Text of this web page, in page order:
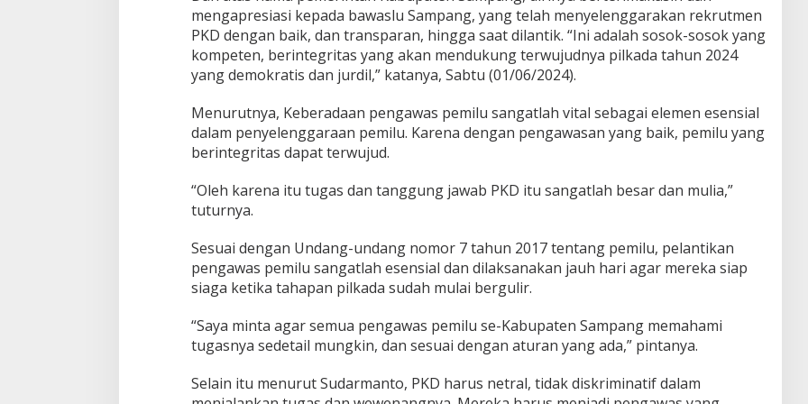
mengapresiasi kepada bawaslu Sampang, yang telah menyelenggarakan rekrutmen
PKD dengan baik, dan transparan, hingga saat dilantik. “Ini adalah sosok-sosok yang
kompeten, berintegritas yang akan mendukung terwujudnya pilkada tahun 2024
yang demokratis dan jurdil,” katanya, Sabtu (01/06/2024).
Menurutnya, Keberadaan pengawas pemilu sangatlah vital sebagai elemen esensial
dalam penyelenggaraan pemilu. Karena dengan pengawasan yang baik, pemilu yang
berintegritas dapat terwujud.
“Oleh karena itu tugas dan tanggung jawab PKD itu sangatlah besar dan mulia,”
tuturnya.
Sesuai dengan Undang-undang nomor 7 tahun 2017 tentang pemilu, pelantikan
pengawas pemilu sangatlah esensial dan dilaksanakan jauh hari agar mereka siap
siaga ketika tahapan pilkada sudah mulai bergulir.
“Saya minta agar semua pengawas pemilu se-Kabupaten Sampang memahami
tugasnya sedetail mungkin, dan sesuai dengan aturan yang ada,” pintanya.
Selain itu menurut Sudarmanto, PKD harus netral, tidak diskriminatif dalam